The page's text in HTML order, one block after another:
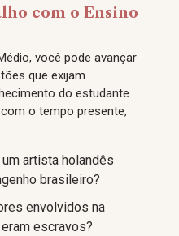
com o Ensino
você pode avançar
que exijam
do estudante
o tempo presente,
artista holandês
brasileiro?
envolvidos na
escravos?